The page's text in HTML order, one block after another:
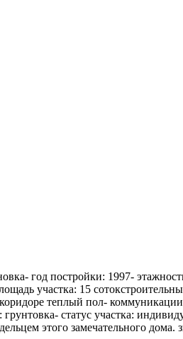
год постройки: 1997-
участка: 15
теплый пол-
статус участка:
этого замечательного дома.